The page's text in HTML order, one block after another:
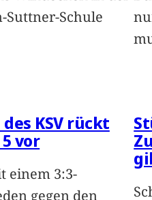
Suttner-Schule
KSV rückt
vor
einem 3:3-
gegen den